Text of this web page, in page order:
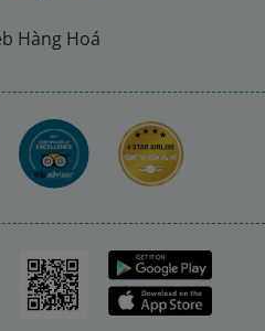
Hàng Hoá